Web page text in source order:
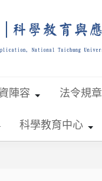
陣容 法令規章
科學教育中心